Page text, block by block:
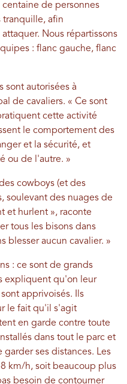
centaine de personnes
afin
Nous répartissons
: flanc gauche, flanc
sont autorisées à
de cavaliers. « Ce sont
cette activité
le comportement des
et la sécurité, et
ou de l'autre. »
cowboys (et des
soulevant des nuages ​​de
et hurlent », raconte
tous les bisons dans
blesser aucun cavalier. »
: ce sont de grands
expliquent qu'on leur
apprivoisés. Ils
le fait qu'il s'agit
en garde contre toute
dans tout le parc et
garder ses distances. Les
km/h, soit beaucoup plus
besoin de contourner